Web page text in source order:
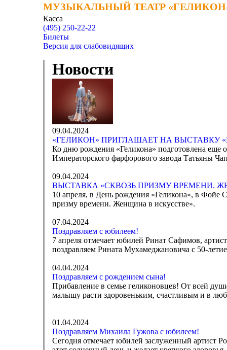
МУЗЫКАЛЬНЫЙ ТЕАТР
МУЗЫКАЛЬНЫЙ ТЕАТР
Касса
(495) 250-22-22
Билеты
Версия для слабовидящих
Новости
09.04.2024
«ГЕЛИКОН» ПРИГЛАШАЕТ НА ВЫСТАВКУ
Ко дню рождения «Геликона» подготовлена еще
Императорского фарфорового завода Татьяны
09.04.2024
ВЫСТАВКА «СКВОЗЬ ПРИЗМУ ВРЕМЕНИ.
10 апреля, в День рождения «Геликона», в Фойе
призму времени. Женщина в искусстве».
07.04.2024
Поздравляем с юбилеем!
7 апреля отмечает юбилей Ринат Сафимов,
поздравляем Рината Мухамеджановича с 50-
04.04.2024
Поздравляем с рождением сына!
Прибавление в семье геликоновцев! От всей
малышу расти здоровеньким, счастливым и в
01.04.2024
Поздравляем Михаила Гужова с юбилеем!
Сегодня отмечает юбилей заслуженный артист